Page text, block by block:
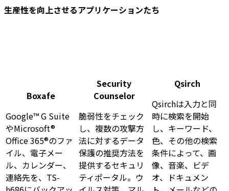
生産性を向上させるアプリケーションたち
Boxafe
Google™ G Suite
やMicrosoft®
Office 365®のファ
イル、電子メー
ル、カレンダー、
連絡先を、TS-
Security
Counselor
脆弱性をチェック
し、複数の攻撃方
法に対するデータ
保護の推奨方法を
提供するセキュリ
ティポータル。ウ
Qsirch
Qsirchは入力と同
時に検索を開始
し、キーワード、
色、その他の検索
条件によって、画
像、音楽、ビデ
オ、ドキュメン